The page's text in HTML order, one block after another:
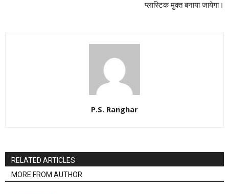
प्लास्टिक मुक्त बनाया जायेगा।
P.S. Ranghar
RELATED ARTICLES
MORE FROM AUTHOR